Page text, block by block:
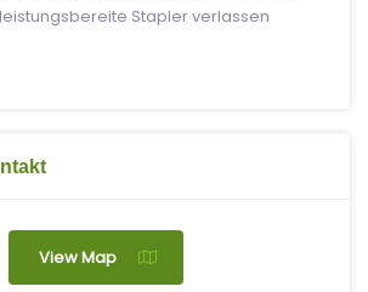
Stapler verlassen
View Map